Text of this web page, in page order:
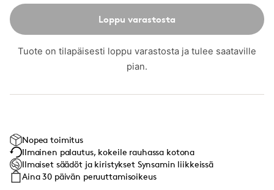
Loppu varastosta
Tuote on tilapäisesti loppu varastosta ja tulee saataville
pian.
Nopea toimitus
Ilmainen palautus, kokeile rauhassa kotona
Ilmaiset säädöt ja kiristykset Synsamin liikkeissä
Aina 30 päivän peruuttamisoikeus